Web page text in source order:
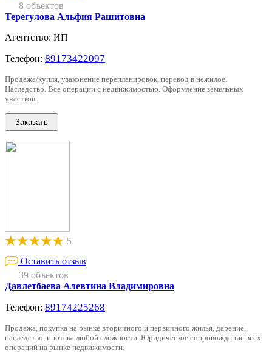
8 объектов
Терегулова Альфия Рашитовна
Агентство: ИП
Телефон: 89173422097
Продажа/купля, узаконение перепланировок, перевод в нежилое.
Наследство. Все операции с недвижимостью. Оформление земельных
участков.
5
Оставить отзыв
39 объектов
Давлетбаева Алевтина Владимировна
Телефон: 89174225268
Продажа, покупка на рынке вторичного и первичного жилья, дарение,
наследство, ипотека любой сложности. Юридическое сопровождение всех
операций на рынке недвижимости.